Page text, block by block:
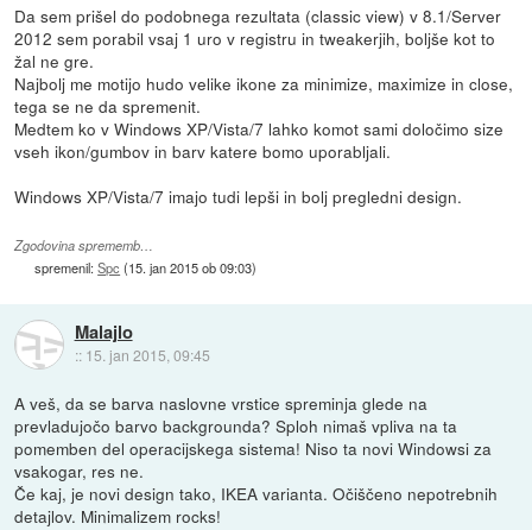
Da sem prišel do podobnega rezultata (classic view) v 8.1/Server
2012 sem porabil vsaj 1 uro v registru in tweakerjih, boljše kot to
žal ne gre.
Najbolj me motijo hudo velike ikone za minimize, maximize in close,
tega se ne da spremenit.
Medtem ko v Windows XP/Vista/7 lahko komot sami določimo size
vseh ikon/gumbov in barv katere bomo uporabljali.
Windows XP/Vista/7 imajo tudi lepši in bolj pregledni design.
Zgodovina sprememb…
spremenil:Spc (15. jan 2015 ob 09:03)
Malajlo
:: 15. jan 2015, 09:45
A veš, da se barva naslovne vrstice spreminja glede na
prevladujočo barvo backgrounda? Sploh nimaš vpliva na ta
pomemben del operacijskega sistema! Niso ta novi Windowsi za
vsakogar, res ne.
Če kaj, je novi design tako, IKEA varianta. Očiščeno nepotrebnih
detajlov. Minimalizem rocks!